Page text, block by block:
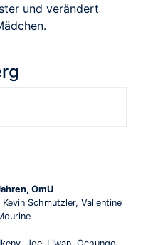
und verändert
OmU
Schmutzler, Vallentine